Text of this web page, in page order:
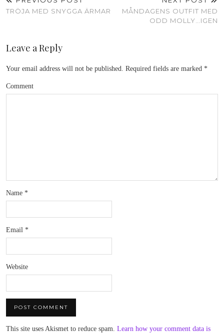
TRÖJA MED SNYGGA ÄRMAR
MÅNDAGENS OUTFIT MED
ODD MOLLY…IGEN
Leave a Reply
Your email address will not be published. Required fields are marked *
Comment
Name *
Email *
Website
This site uses Akismet to reduce spam. Learn how your comment data is